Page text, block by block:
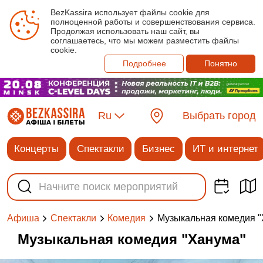
BezKassira использует файлы cookie для
полноценной работы и совершенствования сервиса.
Продолжая использовать наш сайт, вы
соглашаетесь, что мы можем разместить файлы
cookie.
Подробнее
Понятно
Ru Выбрать город
Концерты Спектакли Бизнес ИТ и интернет
Афиша Спектакли Комедия Музыкальная комедия
Музыкальная комедия "Ханума"